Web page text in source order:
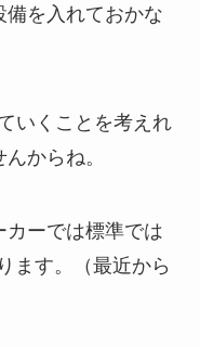
を入れておかな
いくことを考えれ
からね。
カーでは標準では
ます。（最近から